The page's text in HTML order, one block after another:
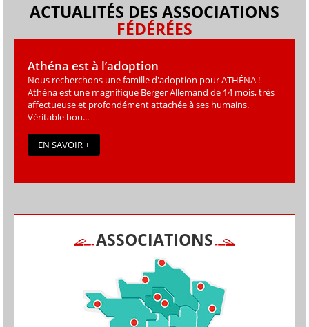
ACTUALITÉS DES ASSOCIATIONS
FÉDÉRÉES
Athéna est à l’adoption
Nous recherchons une famille d'adoption pour ATHÉNA !
Athéna est une magniﬁque Berger Allemand de 14 mois, très
affectueuse et profondément attachée à ses humains.
Véritable bou...
EN SAVOIR +
ASSOCIATIONS